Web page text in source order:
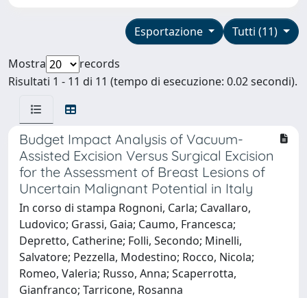
Tutti (11)
Esportazione
Mostra
records
Risultati 1 - 11 di 11 (tempo di esecuzione: 0.02 secondi).
Budget Impact Analysis of Vacuum-
Assisted Excision Versus Surgical Excision
for the Assessment of Breast Lesions of
Uncertain Malignant Potential in Italy
In corso di stampa Rognoni, Carla; Cavallaro,
Ludovico; Grassi, Gaia; Caumo, Francesca;
Depretto, Catherine; Folli, Secondo; Minelli,
Salvatore; Pezzella, Modestino; Rocco, Nicola;
Romeo, Valeria; Russo, Anna; Scaperrotta,
Gianfranco; Tarricone, Rosanna